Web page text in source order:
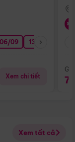
06/09 13/09
Xem chi tiết
Xem tất cả
Điểm nổi bật